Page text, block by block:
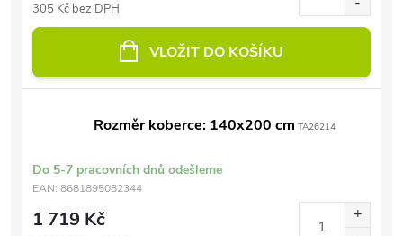
305 Kč bez DPH
VLOŽIT DO KOŠÍKU
Rozměr koberce: 140x200 cm TA26214
Do 5-7 pracovních dnů odešleme
EAN: 8681895082344
1 719 Kč